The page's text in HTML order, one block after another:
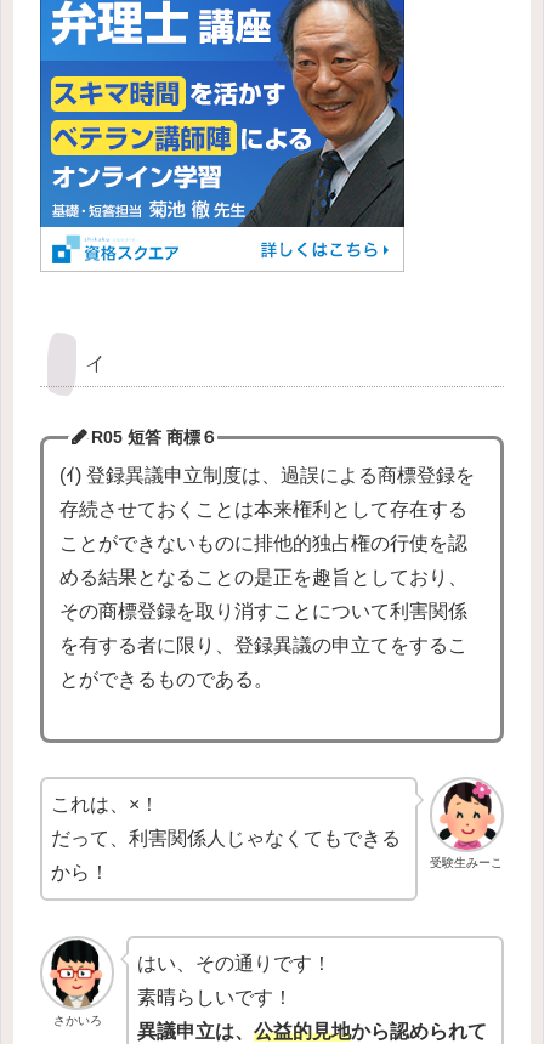
イ
R05 短答 商標６
(ｲ) 登録異議申立制度は、過誤による商標登録を
存続させておくことは本来権利として存在する
ことができないものに排他的独占権の行使を認
める結果となることの是正を趣旨としており、
その商標登録を取り消すことについて利害関係
を有する者に限り、登録異議の申立てをするこ
とができるものである。
受験生みーこ
これは、×！
だって、利害関係人じゃなくてもできる
から！
さかいろ
はい、その通りです！
素晴らしいです！
異議申立は、公益的見地から認められて